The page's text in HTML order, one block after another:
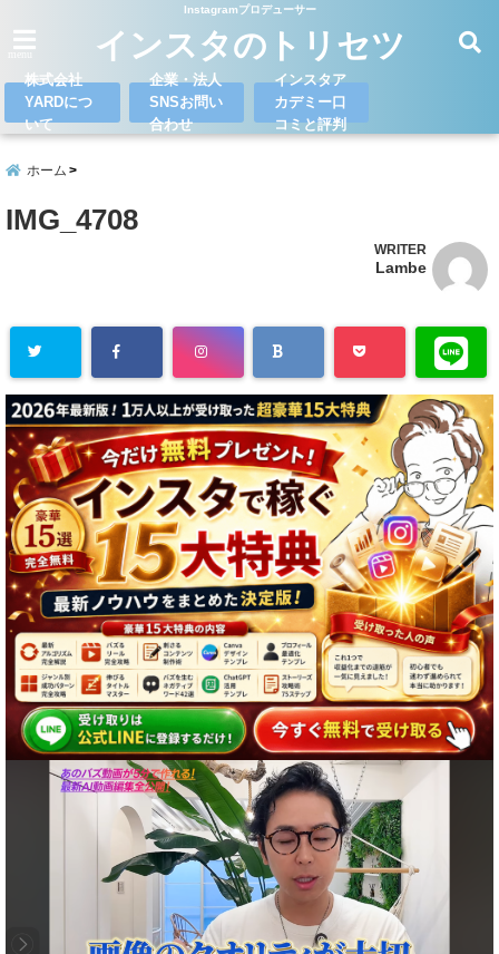
Instagramプロデューサー
インスタのトリセツ
株式会社
YARDにつ
いて
企業・法人
SNSお問い
合わせ
インスタア
カデミー口
コミと評判
ホーム
IMG_4708
WRITER
Lambe